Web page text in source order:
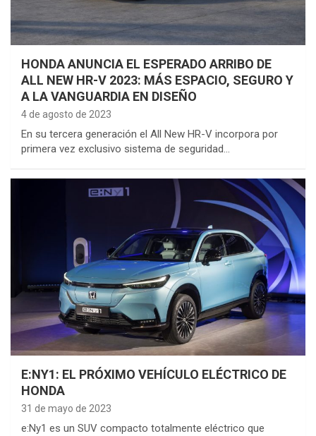
HONDA ANUNCIA EL ESPERADO ARRIBO DE
ALL NEW HR-V 2023: MÁS ESPACIO, SEGURO Y
A LA VANGUARDIA EN DISEÑO
4 de agosto de 2023
En su tercera generación el All New HR-V incorpora por
primera vez exclusivo sistema de seguridad…
E:NY1: EL PRÓXIMO VEHÍCULO ELÉCTRICO DE
HONDA
31 de mayo de 2023
e:Ny1 es un SUV compacto totalmente eléctrico que